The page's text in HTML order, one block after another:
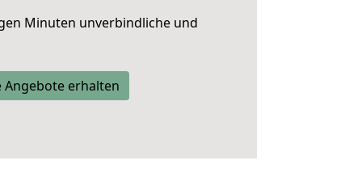
Minuten unverbindliche und
Angebote erhalten